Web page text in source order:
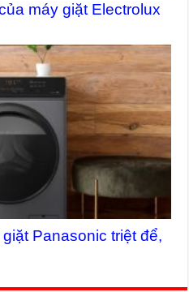
máy giặt Electrolux
Panasonic triệt để,